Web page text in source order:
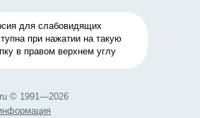
© 1991—2026
для слабовидящих
при нажатии на такую
в правом верхнем углу